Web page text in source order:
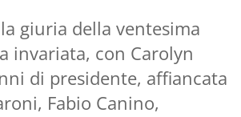
giuria della ventesima
invariata, con Carolyn
di presidente, affiancata
Fabio Canino,